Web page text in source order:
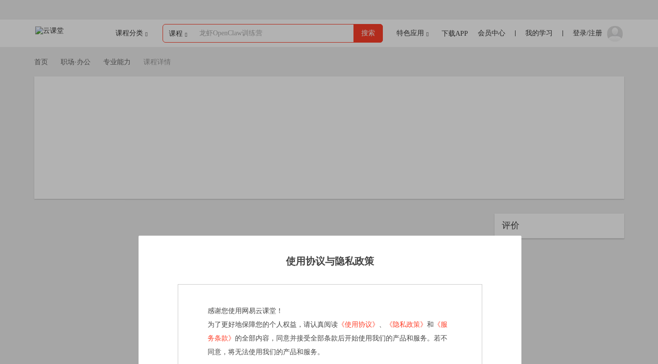
课程分类 课程 龙虾OpenClaw训练营 搜索 特色应用 下载APP 登录/注册
我的学习
会员中心
首页 职场·办公 专业能力 课程详情
评价
使用协议与隐私政策
感谢您使用网易云课堂！
为了更好地保障您的个人权益，请认真阅读 《使用协议》 《隐私政策》 和 《服
务条款》 的全部内容，同意并接受全部条款后开始使用我们的产品和服务。若不
同意，将无法使用我们的产品和服务。